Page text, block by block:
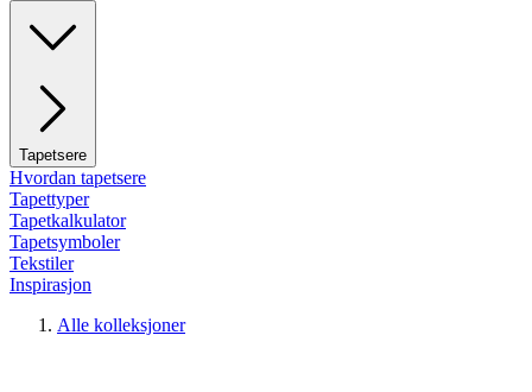
Tapetsere
Hvordan tapetsere
Tapettyper
Tapetkalkulator
Tapetsymboler
Tekstiler
Inspirasjon
Alle kolleksjoner